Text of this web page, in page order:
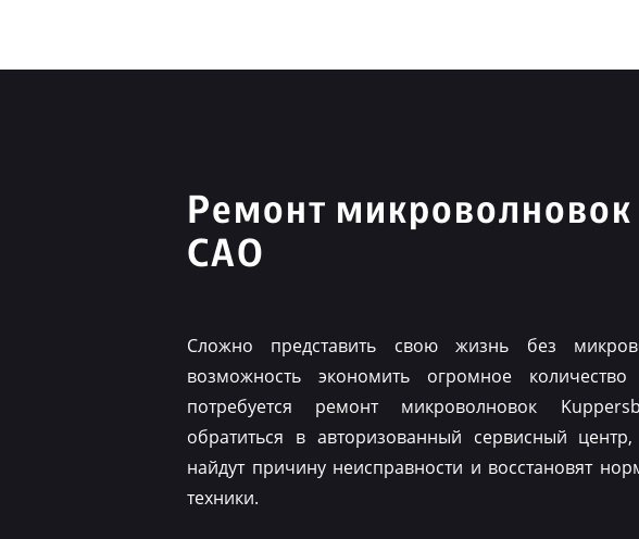
Ремонт
САО
Сложно представить свою жизнь без
возможность экономить огромное
потребуется ремонт микроволновок
обратиться в авторизованный сервисный
найдут причину неисправности и восстановят
техники.